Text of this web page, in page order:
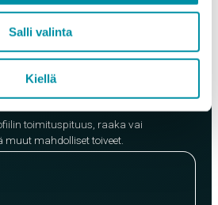
Salli valinta
Kiellä
toimituspituus, raaka vai
muut mahdolliset toiveet.